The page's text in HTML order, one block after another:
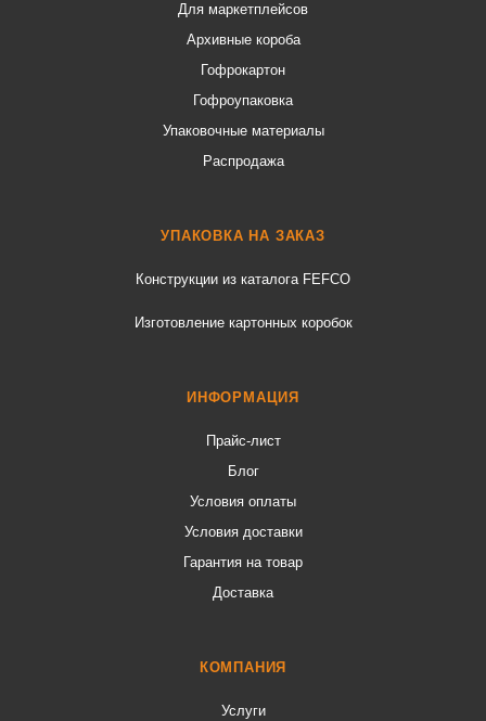
Для маркетплейсов
Архивные короба
Гофрокартон
Гофроупаковка
Упаковочные материалы
Распродажа
УПАКОВКА НА ЗАКАЗ
Конструкции из каталога FEFCO
Изготовление картонных коробок
ИНФОРМАЦИЯ
Прайс-лист
Блог
Условия оплаты
Условия доставки
Гарантия на товар
Доставка
КОМПАНИЯ
Услуги